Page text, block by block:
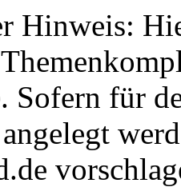
Hinweis:
Sofern für